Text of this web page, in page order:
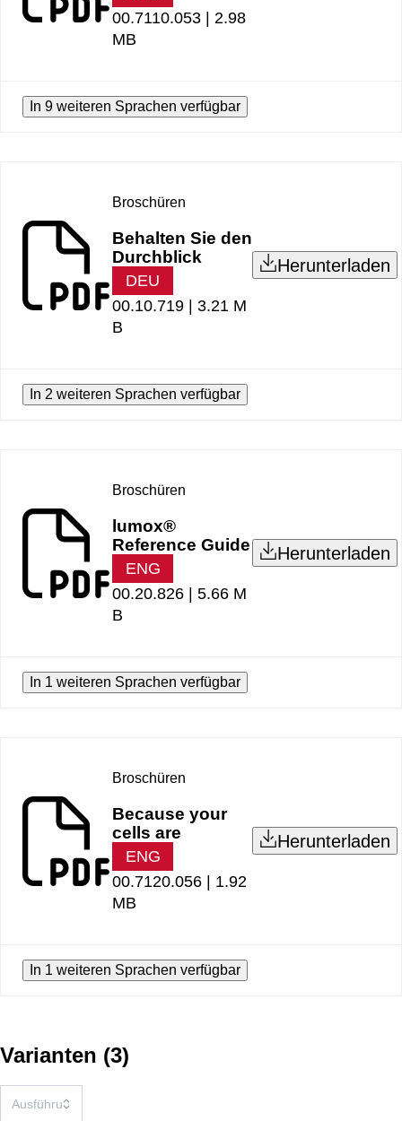
00.7110.053 | 2.98
MB
In 9 weiteren Sprachen verfügbar
Broschüren
Behalten Sie den
Durchblick
DEU
00.10.719 | 3.21 M
B
Herunterladen
In 2 weiteren Sprachen verfügbar
Broschüren
lumox®
Reference Guide
ENG
00.20.826 | 5.66 M
B
Herunterladen
In 1 weiteren Sprachen verfügbar
Broschüren
Because your
cells are
ENG
00.7120.056 | 1.92
MB
Herunterladen
In 1 weiteren Sprachen verfügbar
Varianten (3)